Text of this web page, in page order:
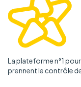
La plateforme n°1
prennent le contrôle